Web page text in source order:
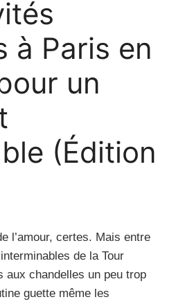
à Paris en
un
(Édition
l’amour, certes. Mais entre
de la Tour
aux chandelles un peu trop
guette même les